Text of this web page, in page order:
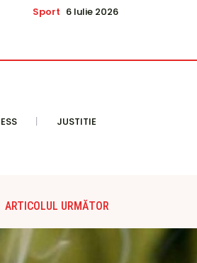
Sport 6 Iulie 2026
JUSTITIE
ARTICOLUL URMĂTOR